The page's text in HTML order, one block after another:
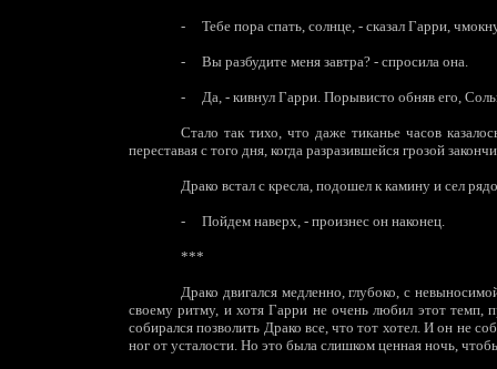
- Тебе пора спать, солнце, - сказал Гарри,
- Вы разбудите меня завтра? - спросила она.
- Да, - кивнул Гарри. Порывисто обняв его,
Стало так тихо, что даже тиканье часов
переставая с того дня, когда разразившейся грозой
Драко встал с кресла, подошел к камину и сел
- Пойдем наверх, - произнес он наконец.
***
Драко двигался медленно, глубоко, с
своему ритму, и хотя Гарри не очень любил этот темп,
собирался позволить Драко все, что тот хотел. И он не
ног от усталости. Но это была слишком ценная ночь,